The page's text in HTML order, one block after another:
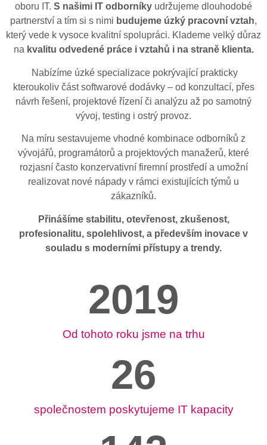
oboru IT. S našimi IT odborníky udržujeme dlouhodobé
partnerství a tím si s nimi budujeme úzký pracovní vztah,
který vede k vysoce kvalitní spolupráci. Klademe velký důraz
na kvalitu odvedené práce i vztahů i na straně klienta.
Nabízíme úzké specializace pokrývající prakticky
kteroukoliv část softwarové dodávky – od konzultací, přes
návrh řešení, projektové řízení či analýzu až po samotný
vývoj, testing i ostrý provoz.
Na míru sestavujeme vhodné kombinace odborníků z
vývojářů, programátorů a projektových manažerů, které
rozjasní často konzervativní firemní prostředí a umožní
realizovat nové nápady v rámci existujících týmů u
zákazníků.
Přinášíme stabilitu, otevřenost, zkušenost,
profesionalitu, spolehlivost, a především inovace v
souladu s moderními přístupy a trendy.
Od tohoto roku jsme na trhu
2019
společnostem poskytujeme IT kapacity
26